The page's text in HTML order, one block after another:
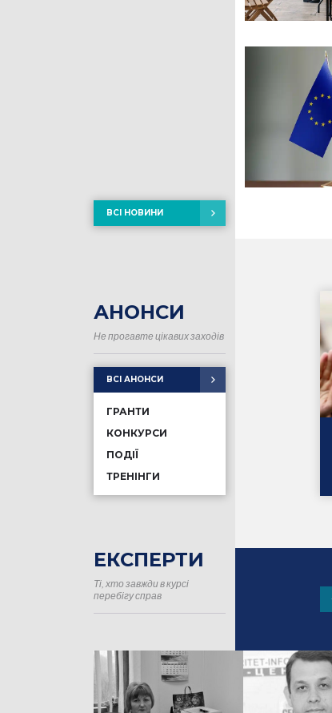
ВСІ НОВИНИ
АНОНСИ
Не прогавте цікавих заходів
ВСІ АНОНСИ
ГРАНТИ
КОНКУРСИ
ПОДІЇ
ТРЕНІНГИ
ЕКСПЕРТИ
Ті, хто завжди в курсі
перебігу справ